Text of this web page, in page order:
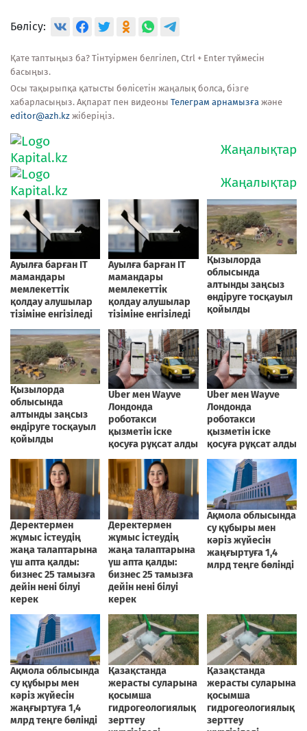
Бөлісу:
Қате таптыңыз ба? Тінтуірмен белгілеп, Ctrl + Enter түймесін
басыңыз.
Осы тақырыпқа қатысты бөлісетін жаңалық болса, бізге
хабарласыңыз. Ақпарат пен видеоны Телеграм арнамызға және
editor@azh.kz жіберіңіз.